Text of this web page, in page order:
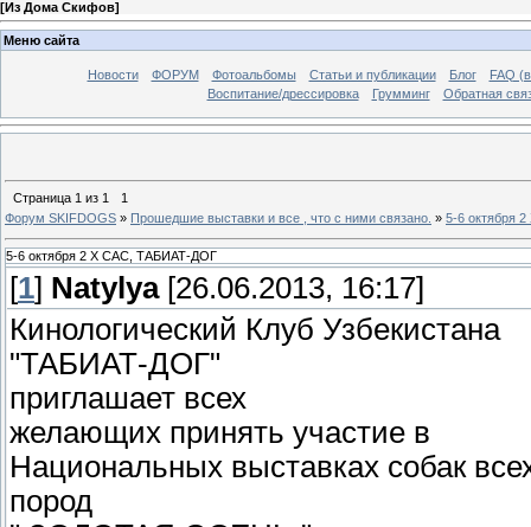
[Из Дома Скифов]
Меню сайта
Новости ФОРУМ Фотоальбомы Статьи и публикации Блог
FAQ
Воспитание/дрессировка
Грумминг Обратная
Страница 1 из 1
1
Форум SKIFDOGS » Прошедшие выставки и все , что с ними связано. » 5-6 октября
5-6 октября 2 Х САС, ТАБИАТ-ДОГ
[1] Natylya[26.06.2013, 16:17]
Кинологический Клуб Узбекистана
"ТАБИАТ-ДОГ"
приглашает всех
желающих принять участие в
Национальных выставках собак
пород